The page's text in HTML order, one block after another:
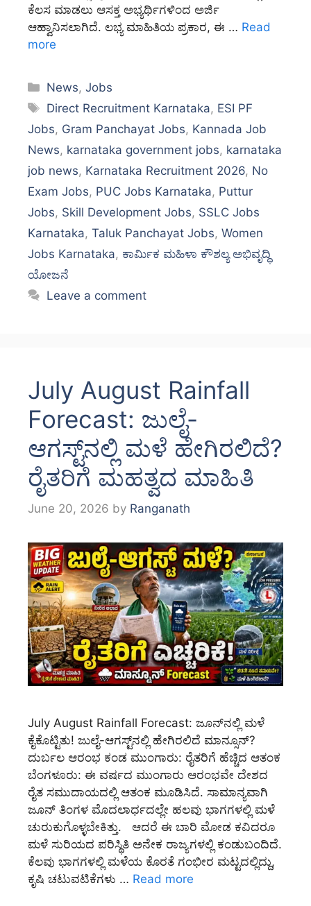
ಕೆಲಸ ಮಾಡಲು ಆಸಕ್ತ ಅಭ್ಯರ್ಥಿಗಳಿಂದ ಅರ್ಜಿ
ಆಹ್ವಾನಿಸಲಾಗಿದೆ. ಲಭ್ಯ ಮಾಹಿತಿಯ ಪ್ರಕಾರ, ಈ … Read
more
Categories
News,Jobs
Tags
Direct Recruitment Karnataka, ESI PF
Jobs, Gram Panchayat Jobs, Kannada Job
News, karnataka government jobs, karnataka
job news, Karnataka Recruitment 2026, No
Exam Jobs, PUC Jobs Karnataka, Puttur
Jobs, Skill Development Jobs, SSLC Jobs
Karnataka, Taluk Panchayat Jobs, Women
Jobs Karnataka, ಕಾರ್ಮಿಕ ಮಹಿಳಾ ಕೌಶಲ್ಯ ಅಭಿವೃದ್ಧಿ
ಯೋಜನೆ
Leave a comment
July August Rainfall
Forecast: ಜುಲೈ-
ಆಗಸ್ಟ್‌ನಲ್ಲಿ ಮಳೆ ಹೇಗಿರಲಿದೆ?
ರೈತರಿಗೆ ಮಹತ್ವದ ಮಾಹಿತಿ
June 20, 2026 by Ranganath
July August Rainfall Forecast: ಜೂನ್‌ನಲ್ಲಿ ಮಳೆ
ಕೈಕೊಟ್ಟಿತು! ಜುಲೈ-ಆಗಸ್ಟ್‌ನಲ್ಲಿ ಹೇಗಿರಲಿದೆ ಮಾನ್ಸೂನ್?
ದುರ್ಬಲ ಆರಂಭ ಕಂಡ ಮುಂಗಾರು: ರೈತರಿಗೆ ಹೆಚ್ಚಿದ ಆತಂಕ
ಬೆಂಗಳೂರು: ಈ ವರ್ಷದ ಮುಂಗಾರು ಆರಂಭವೇ ದೇಶದ
ರೈತ ಸಮುದಾಯದಲ್ಲಿ ಆತಂಕ ಮೂಡಿಸಿದೆ. ಸಾಮಾನ್ಯವಾಗಿ
ಜೂನ್ ತಿಂಗಳ ಮೊದಲಾರ್ಧದಲ್ಲೇ ಹಲವು ಭಾಗಗಳಲ್ಲಿ ಮಳೆ
ಚುರುಕುಗೊಳ್ಳಬೇಕಿತ್ತು. ಆದರೆ ಈ ಬಾರಿ ಮೋಡ ಕವಿದರೂ
ಮಳೆ ಸುರಿಯದ ಪರಿಸ್ಥಿತಿ ಅನೇಕ ರಾಜ್ಯಗಳಲ್ಲಿ ಕಂಡುಬಂದಿದೆ.
ಕೆಲವು ಭಾಗಗಳಲ್ಲಿ ಮಳೆಯ ಕೊರತೆ ಗಂಭೀರ ಮಟ್ಟದಲ್ಲಿದ್ದು,
ಕೃಷಿ ಚಟುವಟಿಕೆಗಳು … Read more